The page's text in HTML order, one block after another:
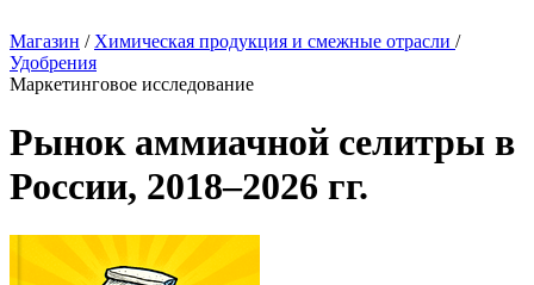
Магазин / Химическая продукция и смежные отрасли /
Удобрения
Маркетинговое исследование
Рынок аммиачной селитры в
России, 2018–2026 гг.